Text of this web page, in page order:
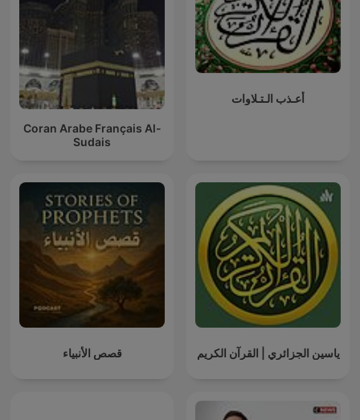
Coran Arabe Français Al-
Sudais
أعـذب الـتـلاوات
قصص الأنبياء ياسين الجزائري | القرآن الكريم